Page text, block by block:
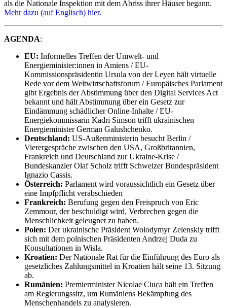
als die Nationale Inspektion mit dem Abriss ihrer Häuser begann.
Mehr dazu (auf Englisch) hier.
AGENDA:
EU: Informelles Treffen der Umwelt- und
Energieminister:innen in Amiens / EU-
Kommissionspräsidentin Ursula von der Leyen hält virtuelle
Rede vor dem Weltwirtschaftsforum / Europäisches Parlament
gibt Ergebnis der Abstimmung über den Digital Services Act
bekannt und hält Abstimmung über ein Gesetz zur
Eindämmung schädlicher Online-Inhalte / EU-
Energiekommissarin Kadri Simson trifft ukrainischen
Energieminister German Galushchenko.
Deutschland: US-Außenministerin besucht Berlin /
Vierergespräche zwischen den USA, Großbritannien,
Frankreich und Deutschland zur Ukraine-Krise /
Bundeskanzler Olaf Scholz trifft Schweizer Bundespräsident
Ignazio Cassis.
Österreich: Parlament wird voraussichtlich ein Gesetz über
eine Impfpflicht verabschieden
Frankreich: Berufung gegen den Freispruch von Eric
Zemmour, der beschuldigt wird, Verbrechen gegen die
Menschlichkeit geleugnet zu haben.
Polen: Der ukrainische Präsident Wolodymyr Zelenskiy trifft
sich mit dem polnischen Präsidenten Andrzej Duda zu
Konsultationen in Wisla.
Kroatien: Der Nationale Rat für die Einführung des Euro als
gesetzliches Zahlungsmittel in Kroatien hält seine 13. Sitzung
ab.
Rumänien: Premierminister Nicolae Ciuca hält ein Treffen
am Regierungssitz, um Rumäniens Bekämpfung des
Menschenhandels zu analysieren.